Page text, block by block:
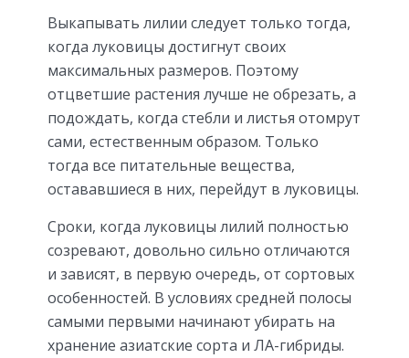
Выкапывать лилии следует только тогда,
когда луковицы достигнут своих
максимальных размеров. Поэтому
отцветшие растения лучше не обрезать, а
подождать, когда стебли и листья отомрут
сами, естественным образом. Только
тогда все питательные вещества,
остававшиеся в них, перейдут в луковицы.
Сроки, когда луковицы лилий полностью
созревают, довольно сильно отличаются
и зависят, в первую очередь, от сортовых
особенностей. В условиях средней полосы
самыми первыми начинают убирать на
хранение азиатские сорта и ЛА-гибриды.